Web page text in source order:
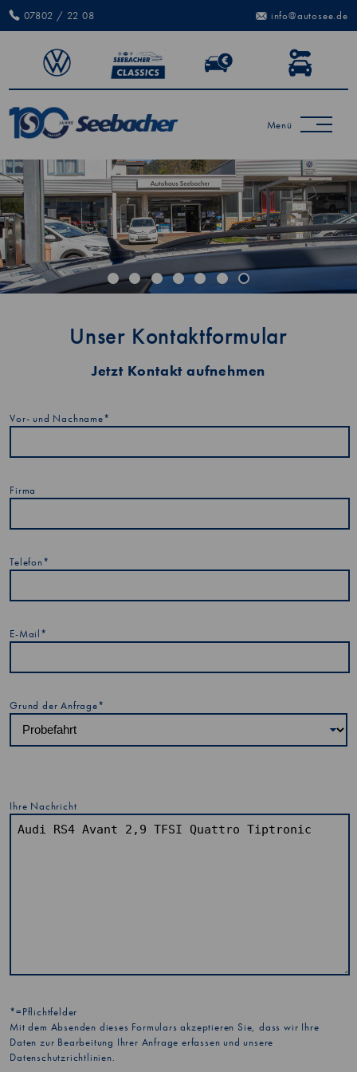
07802 / 22 08 info@autosee.de
Menü
Unser Kontaktformular
Jetzt Kontakt aufnehmen
Vor- und Nachname*
Firma
Telefon*
E-Mail*
Grund der Anfrage*
Ihre Nachricht
*=Pflichtfelder
Mit dem Absenden dieses Formulars akzeptieren Sie, dass wir Ihre
Daten zur Bearbeitung Ihrer Anfrage erfassen und unsere
Datenschutzrichtlinien.